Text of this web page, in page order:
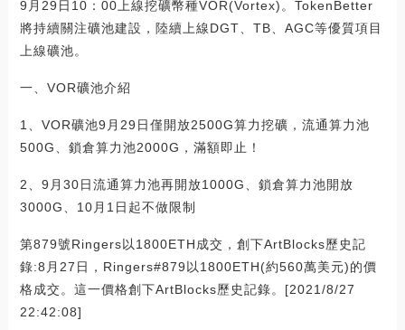
9月29日10：00上線挖礦幣種VOR(Vortex)。TokenBetter
將持續關注礦池建設，陸續上線DGT、TB、AGC等優質項目
上線礦池。
一、VOR礦池介紹
1、VOR礦池9月29日僅開放2500G算力挖礦，流通算力池
500G、鎖倉算力池2000G，滿額即止！
2、9月30日流通算力池再開放1000G、鎖倉算力池開放
3000G、10月1日起不做限制
第879號Ringers以1800ETH成交，創下ArtBlocks歷史記
錄:8月27日，Ringers#879以1800ETH(約560萬美元)的價
格成交。這一價格創下ArtBlocks歷史記錄。[2021/8/27
22:42:08]